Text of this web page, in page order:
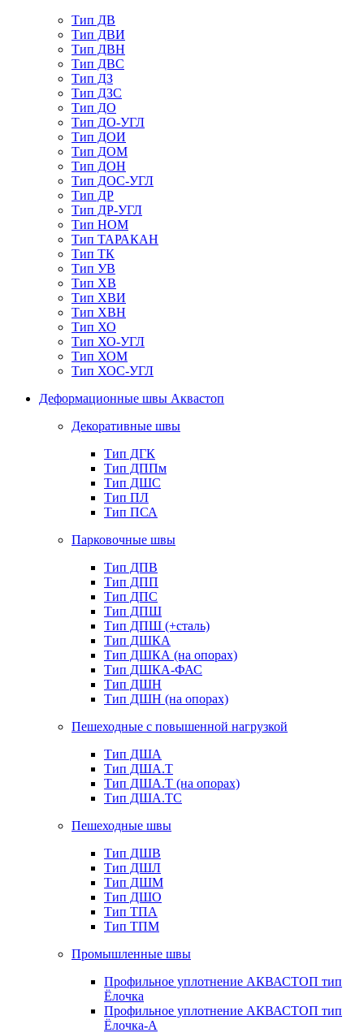
Тип ДВ
Тип ДВИ
Тип ДВН
Тип ДВС
Тип ДЗ
Тип ДЗС
Тип ДО
Тип ДО-УГЛ
Тип ДОИ
Тип ДОМ
Тип ДОН
Тип ДОС-УГЛ
Тип ДР
Тип ДР-УГЛ
Тип НОМ
Тип ТАРАКАН
Тип ТК
Тип УВ
Тип ХВ
Тип ХВИ
Тип ХВН
Тип ХО
Тип ХО-УГЛ
Тип ХОМ
Тип ХОС-УГЛ
Деформационные швы Аквастоп
Декоративные швы
Тип ДГК
Тип ДППм
Тип ДШС
Тип ПЛ
Тип ПСА
Парковочные швы
Тип ДПВ
Тип ДПП
Тип ДПС
Тип ДПШ
Тип ДПШ (+сталь)
Тип ДШКА
Тип ДШКА (на опорах)
Тип ДШКА-ФАС
Тип ДШН
Тип ДШН (на опорах)
Пешеходные с повышенной нагрузкой
Тип ДША
Тип ДША.Т
Тип ДША.Т (на опорах)
Тип ДША.ТС
Пешеходные швы
Тип ДШВ
Тип ДШЛ
Тип ДШМ
Тип ДШО
Тип ТПА
Тип ТПМ
Промышленные швы
Профильное уплотнение АКВАСТОП тип
Ёлочка
Профильное уплотнение АКВАСТОП тип
Ёлочка-А